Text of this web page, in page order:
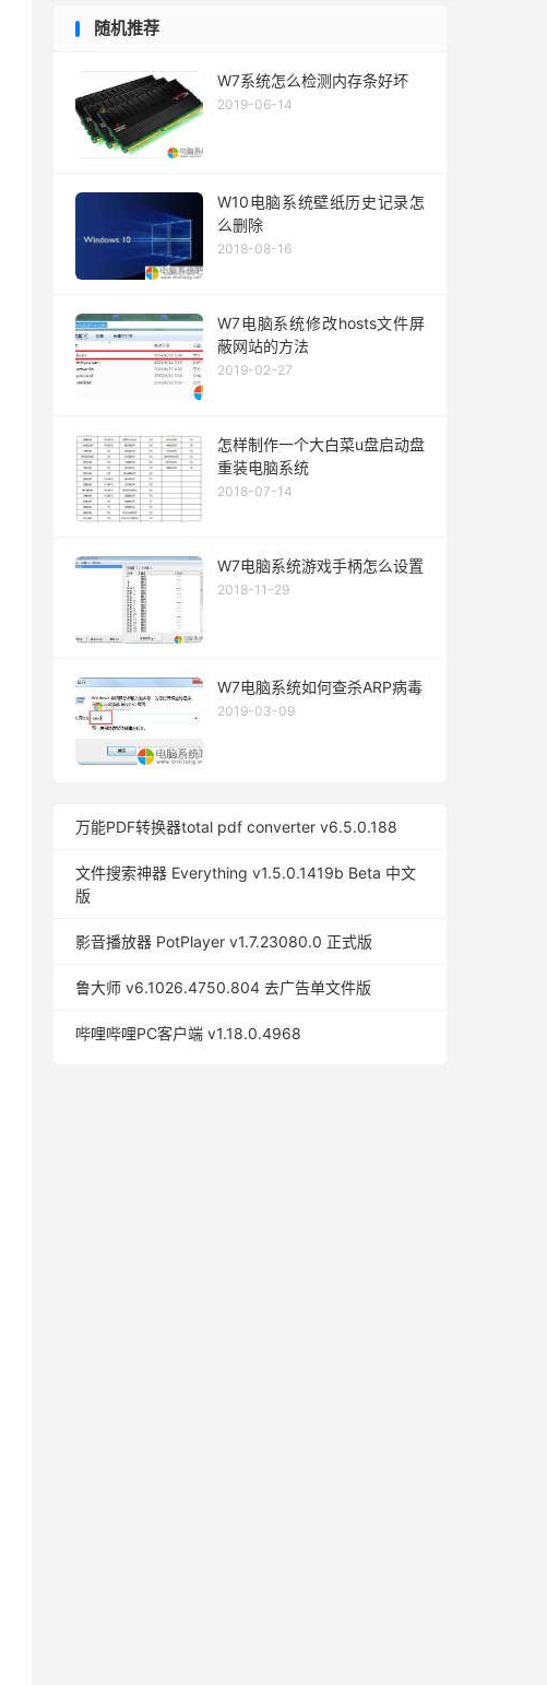
随机推荐
W7系统怎么检测内存条好坏
2019-06-14
W10电脑系统壁纸历史记录怎
么删除
2018-08-16
W7电脑系统修改hosts文件屏
蔽网站的方法
2019-02-27
怎样制作一个大白菜u盘启动盘
重装电脑系统
2018-07-14
W7电脑系统游戏手柄怎么设置
2018-11-29
W7电脑系统如何查杀ARP病毒
2019-03-09
万能PDF转换器total pdf converter v6.5.0.188
文件搜索神器 Everything v1.5.0.1419b Beta 中文
版
影音播放器 PotPlayer v1.7.23080.0 正式版
鲁大师 v6.1026.4750.804 去广告单文件版
哔哩哔哩PC客户端 v1.18.0.4968